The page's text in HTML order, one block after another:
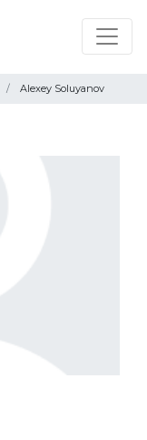
Alexey Soluyanov